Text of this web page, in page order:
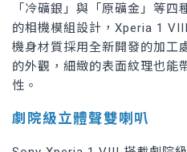
「冷礦銀」與「原礦金」等
的相機模組設計，Xperia 1
機身材質採用全新開發的加工
的外觀，細緻的表面紋理也能
性。
劇院級立體聲雙喇叭